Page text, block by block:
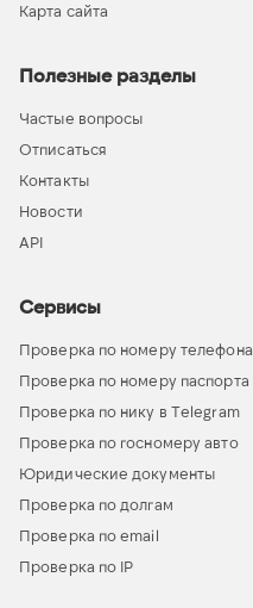
Карта сайта
Полезные разделы
Частые вопросы
Отписаться
Контакты
Новости
API
Сервисы
Проверка по номеру телефона
Проверка по номеру паспорта
Проверка по нику в Telegram
Проверка по госномеру авто
Юридические документы
Проверка по долгам
Проверка по email
Проверка по IP